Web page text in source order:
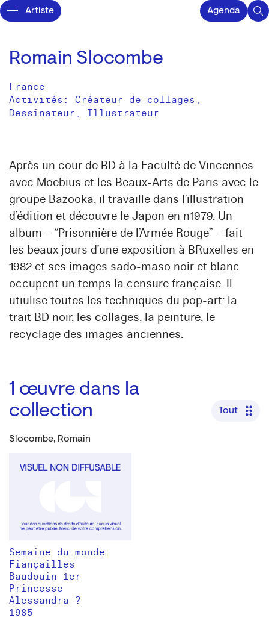
Artiste Agenda
Romain Slocombe
France
Activités: Créateur de collages
Dessinateur
Illustrateur
Après un cour de BD à la Faculté de Vincennes
avec Moebius et les Beaux-Arts de Paris avec le
groupe Bazooka, il travaille dans l’illustration
d’édition et découvre le Japon en n1979. Un
album – “Prisonnière de l’Armée Rouge” – fait
les beaux jours d’une exposition à BRuxelles en
1982 et ses images sado-maso noir et blanc
occupent un temps la censure française. Il
utiulise toutes les techniques du pop-art: la
trait BD noir, les collages, la peinture, le
recyclage des images anciennes.
1 œuvre dans la
collection
Tout
Slocombe, Romain
Semaine du monde:
Fiançailles
Baudouin 1er
Princesse
Alessandra ?
1985